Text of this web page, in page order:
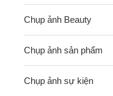
Chụp ảnh Beauty
Chụp ảnh sản phẩm
Chụp ảnh sự kiện